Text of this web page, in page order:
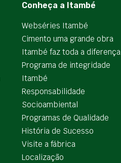
Conheça a Itambé
Webséries Itambé
Cimento uma grande obra
Itambé faz toda a diferença
Programa de integridade
Itambé
Responsabilidade
Socioambiental
Programas de Qualidade
História de Sucesso
Visite a fábrica
Localização